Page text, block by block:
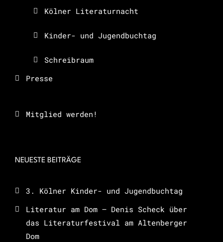
Kölner Literaturnacht
Kinder- und Jugendbuchtag
Schreibraum
Presse
Mitglied werden!
NEUESTE BEITRÄGE
3. Kölner Kinder- und Jugendbuchtag
Literatur am Dom – Denis Scheck über
das Literaturfestival am Altenberger
Dom